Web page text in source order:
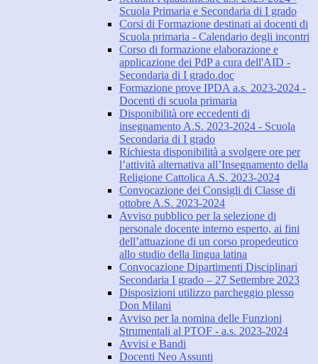
Scuola Primaria e Secondaria di I grado
Corsi di Formazione destinati ai docenti di
Scuola primaria - Calendario degli incontri
Corso di formazione elaborazione e
applicazione dei PdP a cura dell'AID -
Secondaria di I grado.doc
Formazione prove IPDA a.s. 2023-2024 -
Docenti di scuola primaria
Disponibilità ore eccedenti di
insegnamento A.S. 2023-2024 - Scuola
Secondaria di I grado
Richiesta disponibilità a svolgere ore per
l’attività alternativa all’Insegnamento della
Religione Cattolica A.S. 2023-2024
Convocazione dei Consigli di Classe di
ottobre A.S. 2023-2024
Avviso pubblico per la selezione di
personale docente interno esperto, ai fini
dell’attuazione di un corso propedeutico
allo studio della lingua latina
Convocazione Dipartimenti Disciplinari
Secondaria I grado – 27 Settembre 2023
Disposizioni utilizzo parcheggio plesso
Don Milani
Avviso per la nomina delle Funzioni
Strumentali al PTOF - a.s. 2023-2024
Avvisi e Bandi
Docenti Neo Assunti